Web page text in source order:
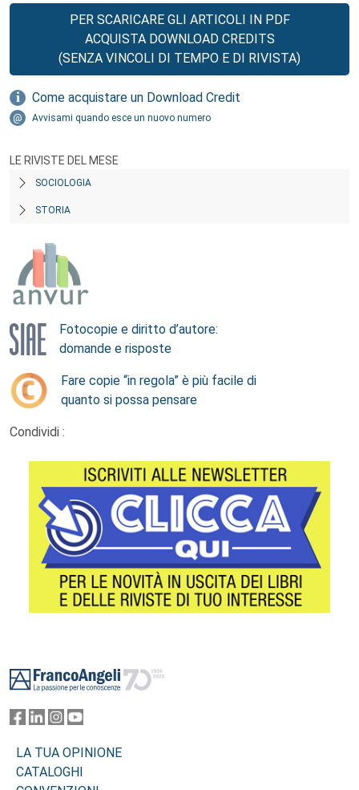
PER SCARICARE GLI ARTICOLI IN PDF
ACQUISTA DOWNLOAD CREDITS
(SENZA VINCOLI DI TEMPO E DI RIVISTA)
Come acquistare un Download Credit
Avvisami quando esce un nuovo numero
LE RIVISTE DEL MESE
SOCIOLOGIA
STORIA
Fotocopie e diritto d’autore:
domande e risposte
Fare copie “in regola” è più facile di
quanto si possa pensare
Condividi :
LA TUA OPINIONE
CATALOGHI